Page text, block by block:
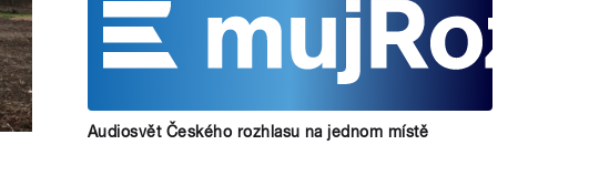
Audiosvět Českého rozhlasu na jednom místě